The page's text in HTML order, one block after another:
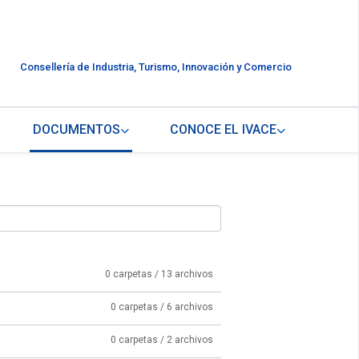
Consellería de Industria, Turismo, Innovación y Comercio
DOCUMENTOS CONOCE EL IVACE
0 carpetas / 13 archivos
0 carpetas / 6 archivos
0 carpetas / 2 archivos